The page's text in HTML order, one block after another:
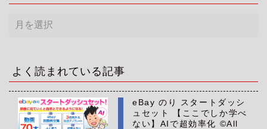
ー
ブ
よく読まれている記事
eBay のり スタートダッシ
ュセット 【ここでしか学べ
ない】AIで超効率化 ©All